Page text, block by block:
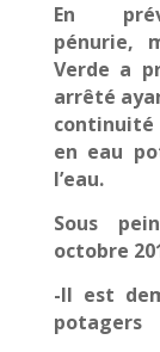
En
pénurie,
Verde a
arrêté
continuité
en eau
l’eau.
Sous
octobre
-Il est
potagers